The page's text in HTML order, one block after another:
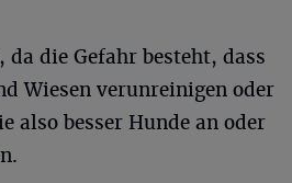
die Gefahr besteht, dass
Wiesen verunreinigen oder
also besser Hunde an oder